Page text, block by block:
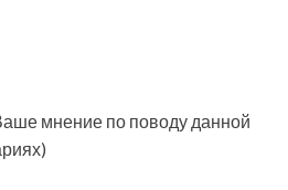
мнение по поводу данной